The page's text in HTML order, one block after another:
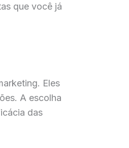
que você já
Eles
A escolha
das